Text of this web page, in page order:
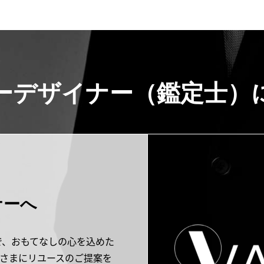
デザイナー（鑑定士）
へ
おもてなしの心を込めた
まにリユースのご提案を